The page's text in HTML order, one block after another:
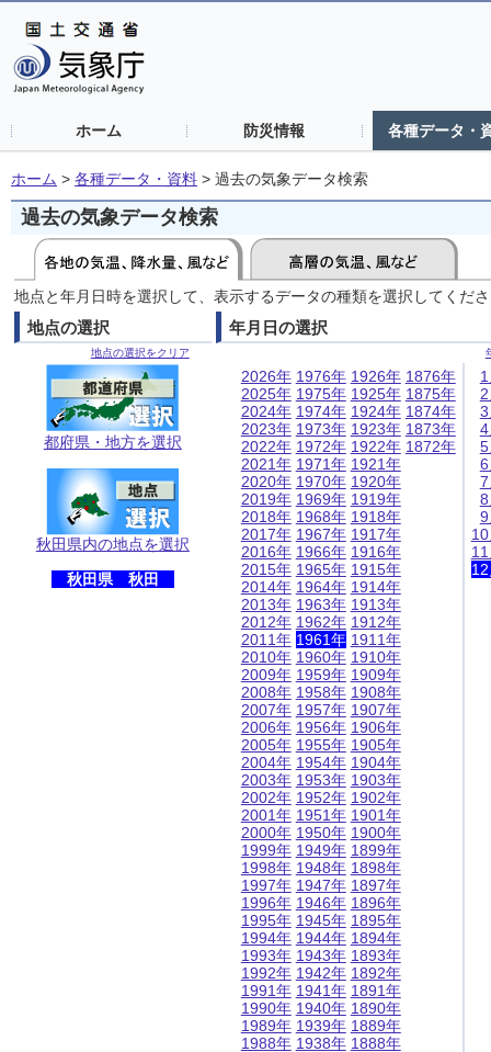
ホーム 防災情報 各種データ・
ホーム > 各種データ・資料 > 過去の気象データ検索
過去の気象データ検索
地点と年月日時を選択して、表示するデータの種類を選択してくだ
地点の選択
地点の選択をクリア
都府県・地方を選択
秋田県内の地点を選択
秋田県 秋田
年月日の選択
2026年
2025年
2024年
2023年
2022年
2021年
2020年
2019年
2018年
2017年
2016年
2015年
2014年
2013年
2012年
2011年
2010年
2009年
2008年
2007年
2006年
2005年
2004年
2003年
2002年
2001年
2000年
1999年
1998年
1997年
1996年
1995年
1994年
1993年
1992年
1991年
1990年
1989年
1988年
1976年
1975年
1974年
1973年
1972年
1971年
1970年
1969年
1968年
1967年
1966年
1965年
1964年
1963年
1962年
1961年
1960年
1959年
1958年
1957年
1956年
1955年
1954年
1953年
1952年
1951年
1950年
1949年
1948年
1947年
1946年
1945年
1944年
1943年
1942年
1941年
1940年
1939年
1938年
1926年
1925年
1924年
1923年
1922年
1921年
1920年
1919年
1918年
1917年
1916年
1915年
1914年
1913年
1912年
1911年
1910年
1909年
1908年
1907年
1906年
1905年
1904年
1903年
1902年
1901年
1900年
1899年
1898年
1897年
1896年
1895年
1894年
1893年
1892年
1891年
1890年
1889年
1888年
1876年
1875年
1874年
1873年
1872年